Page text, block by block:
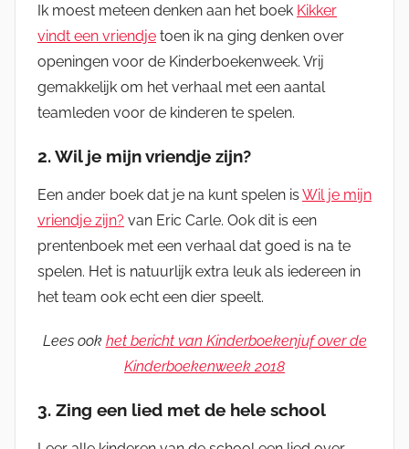
Ik moest meteen denken aan het boek Kikker
vindt een vriendje toen ik na ging denken over
openingen voor de Kinderboekenweek. Vrij
gemakkelijk om het verhaal met een aantal
teamleden voor de kinderen te spelen.
2. Wil je mijn vriendje zijn?
Een ander boek dat je na kunt spelen is Wil je mijn
vriendje zijn? van Eric Carle. Ook dit is een
prentenboek met een verhaal dat goed is na te
spelen. Het is natuurlijk extra leuk als iedereen in
het team ook echt een dier speelt.
Lees ook het bericht van Kinderboekenjuf over de
Kinderboekenweek 2018
3. Zing een lied met de hele school